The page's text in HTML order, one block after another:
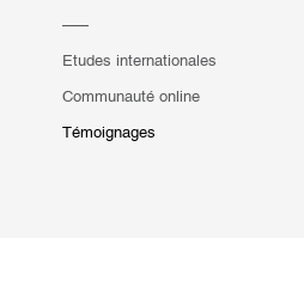
Etudes internationales
Communauté online
Témoignages